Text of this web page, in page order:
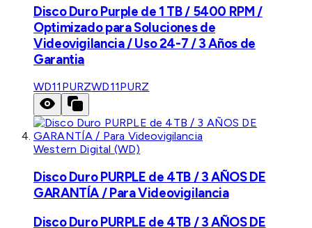
Disco Duro Purple de 1 TB / 5400 RPM /
Optimizado para Soluciones de
Videovigilancia / Uso 24-7 / 3 Años de
Garantia
WD11PURZWD11PURZ
Western Digital (WD)
Disco Duro PURPLE de 4TB / 3 AÑOS DE
GARANTÍA / Para Videovigilancia
Disco Duro PURPLE de 4TB / 3 AÑOS DE